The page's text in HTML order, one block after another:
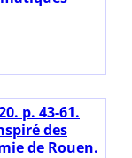
p. 43-61.
des
de Rouen.